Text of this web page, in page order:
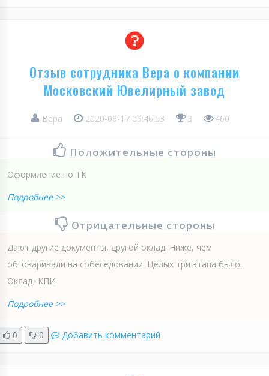
Отзыв сотрудника Вера о компании
Московский Ювелирный завод
Вера 2020-06-17 09:46:53 3 460
Положительные стороны
Оформление по ТК
Подробнее >>
Отрицательные стороны
Дают другие документы, другой оклад. Ниже, чем
обговаривали на собеседовании. Целых три этапа было.
Оклад+КПИ
Подробнее >>
0 0 Добавить комментарий